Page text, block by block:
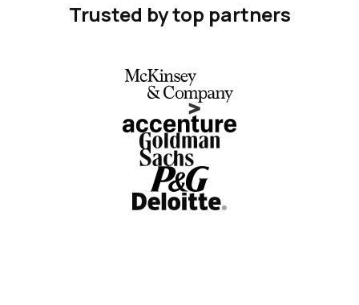
Trusted by top partners